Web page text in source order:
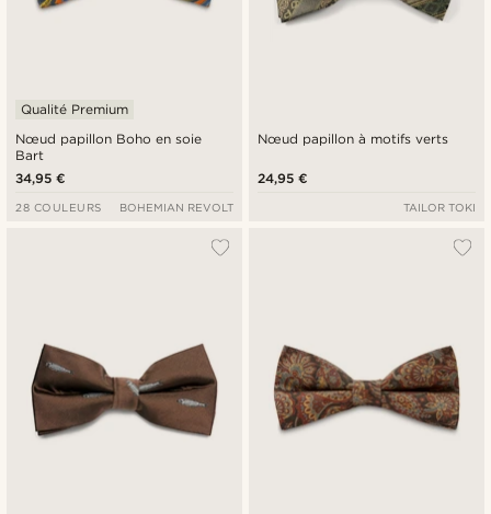
Nœud papillon Boho en soie
Bart
Qualité Premium
34,95 €
28 COULEURS BOHEMIAN REVOLT
Nœud papillon à motifs verts
24,95 €
TAILOR TOKI